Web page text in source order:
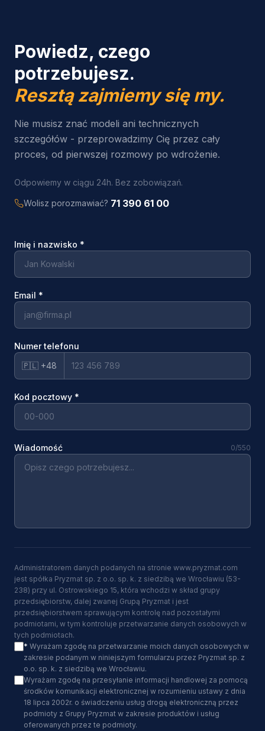
Powiedz, czego
potrzebujesz.
Resztą zajmiemy się my.
Nie musisz znać modeli ani technicznych
szczegółów - przeprowadzimy Cię przez cały
proces, od pierwszej rozmowy po wdrożenie.
Odpowiemy w ciągu 24h. Bez zobowiązań.
Wolisz porozmawiać? 71 390 61 00
Imię i nazwisko *
Email *
Numer telefonu
🇵🇱 +48
Kod pocztowy *
Wiadomość 0/550
Administratorem danych podanych na stronie www.pryzmat.com
jest spółka Pryzmat sp. z o.o. sp. k. z siedzibą we Wrocławiu (53-
238) przy ul. Ostrowskiego 15, która wchodzi w skład grupy
przedsiębiorstw, dalej zwanej Grupą Pryzmat i jest
przedsiębiorstwem sprawującym kontrolę nad pozostałymi
podmiotami, w tym kontroluje przetwarzanie danych osobowych w
tych podmiotach.
* Wyrażam zgodę na przetwarzanie moich danych osobowych w
zakresie podanym w niniejszym formularzu przez Pryzmat sp. z
o.o. sp. k. z siedzibą we Wrocławiu.
Wyrażam zgodę na przesyłanie informacji handlowej za pomocą
środków komunikacji elektronicznej w rozumieniu ustawy z dnia
18 lipca 2002r. o świadczeniu usług drogą elektroniczną przez
podmioty z Grupy Pryzmat w zakresie produktów i usług
oferowanych przez te podmioty.